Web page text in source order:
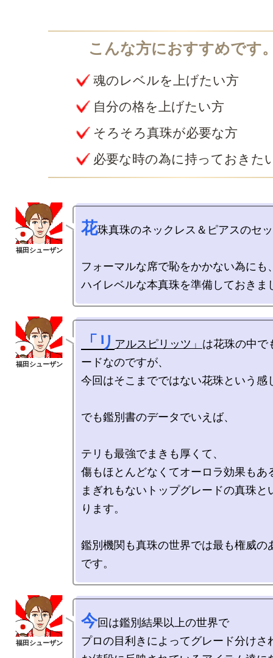
魂のレベルを上げたい方
自分の格を上げたい方
そろそろ真珠が必要な方
必要な時の為に持っておきた
花珠真珠のネックレス＆ピアスのセ
フォーマルな席で恥をかかない為にも
「リ アルスピリッツ」 は花珠の中で
ードなのですが、
今回はそこまでではない花珠という感
でも鑑別書のデータでいえば、
テリも最強でまきも厚くて、
傷もほとんどなくてオーロラ効果もあ
まぎれもないトップグレードの真珠と
ります。
鑑別機関も真珠の世界では最も権威の
今回は鑑別結果以上の世界で
プロの目利きによってグレード分けさ